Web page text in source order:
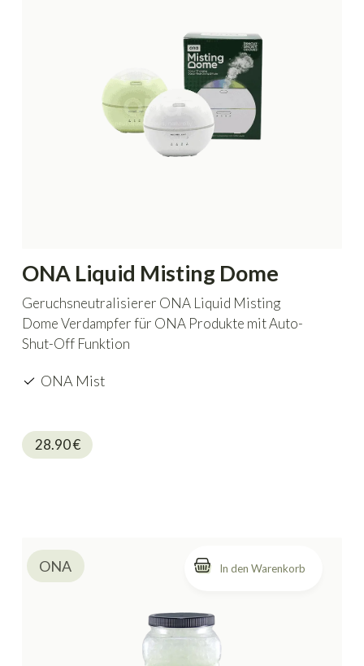
ONA Liquid Misting Dome
Geruchsneutralisierer ONA Liquid Misting
Dome Verdampfer für ONA Produkte mit Auto-
Shut-Off Funktion
ONA Mist
28.90€
ONA